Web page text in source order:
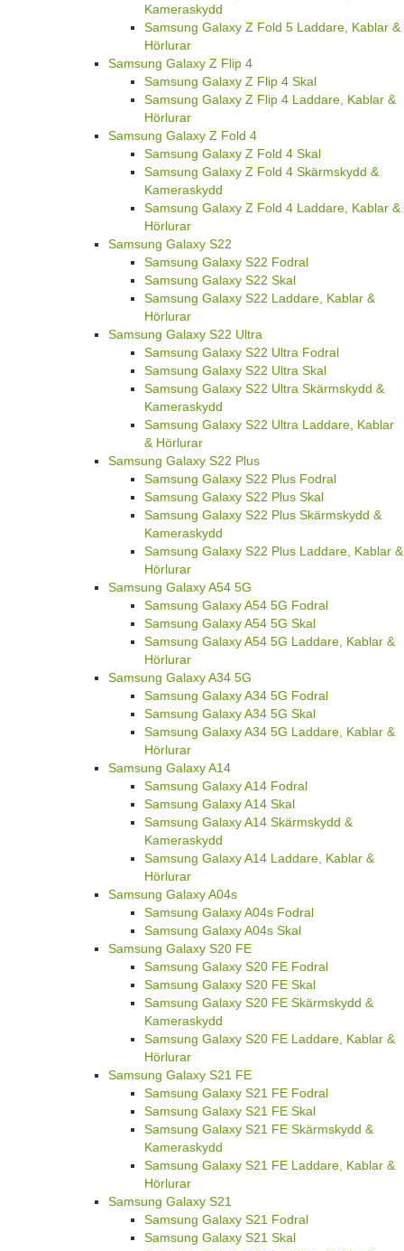
Kameraskydd
Samsung Galaxy Z Fold 5 Laddare, Kablar &
Hörlurar
Samsung Galaxy Z Flip 4
Samsung Galaxy Z Flip 4 Skal
Samsung Galaxy Z Flip 4 Laddare, Kablar &
Hörlurar
Samsung Galaxy Z Fold 4
Samsung Galaxy Z Fold 4 Skal
Samsung Galaxy Z Fold 4 Skärmskydd &
Kameraskydd
Samsung Galaxy Z Fold 4 Laddare, Kablar &
Hörlurar
Samsung Galaxy S22
Samsung Galaxy S22 Fodral
Samsung Galaxy S22 Skal
Samsung Galaxy S22 Laddare, Kablar &
Hörlurar
Samsung Galaxy S22 Ultra
Samsung Galaxy S22 Ultra Fodral
Samsung Galaxy S22 Ultra Skal
Samsung Galaxy S22 Ultra Skärmskydd &
Kameraskydd
Samsung Galaxy S22 Ultra Laddare, Kablar
& Hörlurar
Samsung Galaxy S22 Plus
Samsung Galaxy S22 Plus Fodral
Samsung Galaxy S22 Plus Skal
Samsung Galaxy S22 Plus Skärmskydd &
Kameraskydd
Samsung Galaxy S22 Plus Laddare, Kablar &
Hörlurar
Samsung Galaxy A54 5G
Samsung Galaxy A54 5G Fodral
Samsung Galaxy A54 5G Skal
Samsung Galaxy A54 5G Laddare, Kablar &
Hörlurar
Samsung Galaxy A34 5G
Samsung Galaxy A34 5G Fodral
Samsung Galaxy A34 5G Skal
Samsung Galaxy A34 5G Laddare, Kablar &
Hörlurar
Samsung Galaxy A14
Samsung Galaxy A14 Fodral
Samsung Galaxy A14 Skal
Samsung Galaxy A14 Skärmskydd &
Kameraskydd
Samsung Galaxy A14 Laddare, Kablar &
Hörlurar
Samsung Galaxy A04s
Samsung Galaxy A04s Fodral
Samsung Galaxy A04s Skal
Samsung Galaxy S20 FE
Samsung Galaxy S20 FE Fodral
Samsung Galaxy S20 FE Skal
Samsung Galaxy S20 FE Skärmskydd &
Kameraskydd
Samsung Galaxy S20 FE Laddare, Kablar &
Hörlurar
Samsung Galaxy S21 FE
Samsung Galaxy S21 FE Fodral
Samsung Galaxy S21 FE Skal
Samsung Galaxy S21 FE Skärmskydd &
Kameraskydd
Samsung Galaxy S21 FE Laddare, Kablar &
Hörlurar
Samsung Galaxy S21
Samsung Galaxy S21 Fodral
Samsung Galaxy S21 Skal